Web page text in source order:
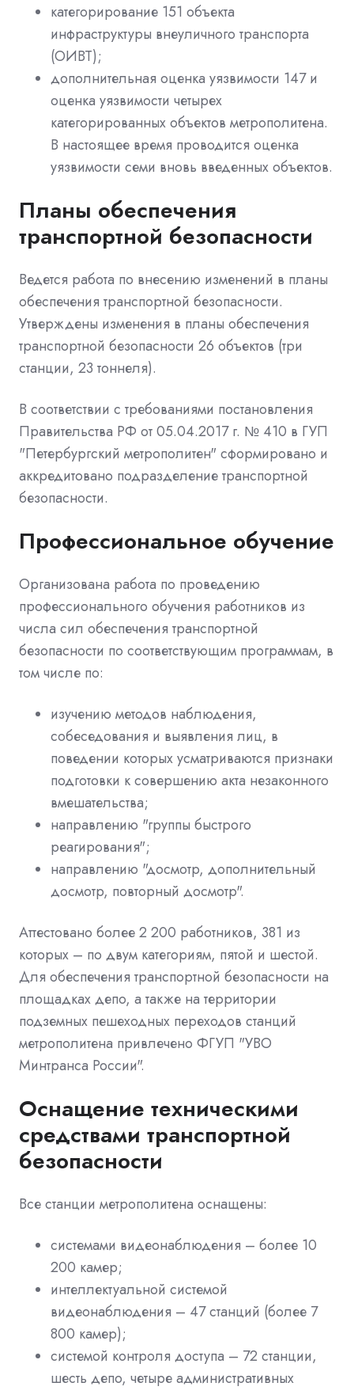
категорирование 151 объекта
инфраструктуры внеуличного транспорта
(ОИВТ);
дополнительная оценка уязвимости 147 и
оценка уязвимости четырех
категорированных объектов метрополитена.
В настоящее время проводится оценка
уязвимости семи вновь введенных объектов.
Планы обеспечения
транспортной безопасности
Ведется работа по внесению изменений в планы
обеспечения транспортной безопасности.
Утверждены изменения в планы обеспечения
транспортной безопасности 26 объектов (три
станции, 23 тоннеля).
В соответствии с требованиями постановления
Правительства РФ от 05.04.2017 г. № 410 в ГУП
"Петербургский метрополитен" сформировано и
аккредитовано подразделение транспортной
безопасности.
Профессиональное обучение
Организована работа по проведению
профессионального обучения работников из
числа сил обеспечения транспортной
безопасности по соответствующим программам, в
том числе по:
изучению методов наблюдения,
собеседования и выявления лиц, в
поведении которых усматриваются признаки
подготовки к совершению акта незаконного
вмешательства;
направлению "группы быстрого
реагирования";
направлению "досмотр, дополнительный
досмотр, повторный досмотр".
Аттестовано более 2 200 работников, 381 из
которых – по двум категориям, пятой и шестой.
Для обеспечения транспортной безопасности на
площадках депо, а также на территории
подземных пешеходных переходов станций
метрополитена привлечено ФГУП "УВО
Минтранса России".
Оснащение техническими
средствами транспортной
безопасности
Все станции метрополитена оснащены:
системами видеонаблюдения – более 10
200 камер;
интеллектуальной системой
видеонаблюдения – 47 станций (более 7
800 камер);
системой контроля доступа – 72 станции,
шесть депо, четыре административных